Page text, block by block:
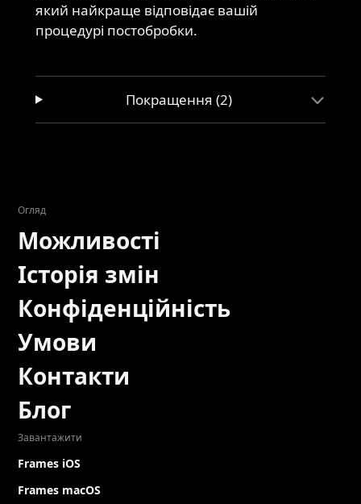
який найкраще відповідає вашій
процедурі постобробки.
Покращення (2)
Огляд
Можливості
Історія змін
Конфіденційність
Умови
Контакти
Блог
Завантажити
Frames iOS
Frames macOS